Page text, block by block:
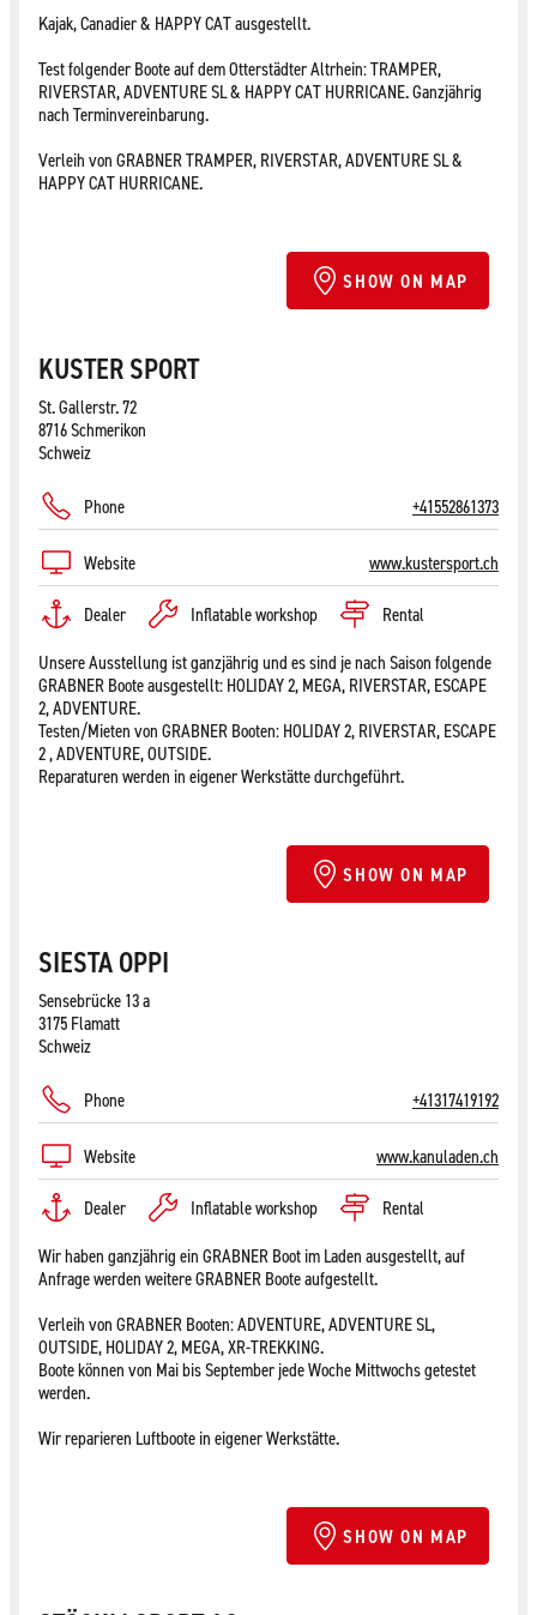
Kajak, Canadier & HAPPY CAT ausgestellt.
Test folgender Boote auf dem Otterstädter Altrhein: TRAMPER,
RIVERSTAR, ADVENTURE SL & HAPPY CAT HURRICANE. Ganzjährig
nach Terminvereinbarung.
Verleih von GRABNER TRAMPER, RIVERSTAR, ADVENTURE SL &
HAPPY CAT HURRICANE.
SHOW ON MAP
KUSTER SPORT
St. Gallerstr. 72
8716 Schmerikon
Schweiz
Phone +41552861373
Website www.kustersport.ch
Dealer Inflatable workshop
Rental
Unsere Ausstellung ist ganzjährig und es sind je nach Saison folgende
GRABNER Boote ausgestellt: HOLIDAY 2, MEGA, RIVERSTAR, ESCAPE
2, ADVENTURE.
Testen/Mieten von GRABNER Booten: HOLIDAY 2, RIVERSTAR, ESCAPE
2 , ADVENTURE, OUTSIDE.
Reparaturen werden in eigener Werkstätte durchgeführt.
SHOW ON MAP
SIESTA OPPI
Sensebrücke 13 a
3175 Flamatt
Schweiz
Phone +41317419192
Website www.kanuladen.ch
Dealer Inflatable workshop
Rental
Wir haben ganzjährig ein GRABNER Boot im Laden ausgestellt, auf
Anfrage werden weitere GRABNER Boote aufgestellt.
Verleih von GRABNER Booten: ADVENTURE, ADVENTURE SL,
OUTSIDE, HOLIDAY 2, MEGA, XR-TREKKING.
Boote können von Mai bis September jede Woche Mittwochs getestet
werden.
Wir reparieren Luftboote in eigener Werkstätte.
SHOW ON MAP